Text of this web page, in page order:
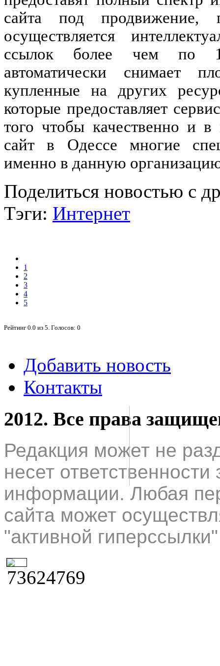
сайта под продвижение,
осуществляется
ссылок более чем по
автоматически снимает
купленные на других
которые предоставляет
того чтобы качественно и в
сайт в Одессе многие
именно в данную
Поделиться новостью с
Тэги: Интернет
1
2
3
4
5
Рейтинг 0.0 из 5 . Голосов: 0
Добавить новость
Контакты
2012. Все права
Редакция может не
несет
информации. Любая
сайта может
"активной